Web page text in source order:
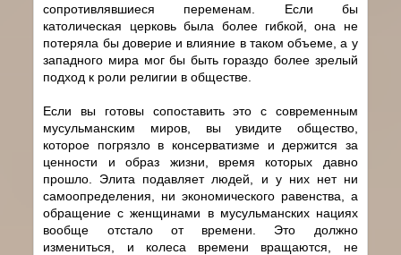
сопротивлявшиеся переменам. Если бы
католическая церковь была более гибкой, она не
потеряла бы доверие и влияние в таком объеме, а у
западного мира мог бы быть гораздо более зрелый
подход к роли религии в обществе.
Если вы готовы сопоставить это с современным
мусульманским миров, вы увидите общество,
которое погрязло в консерватизме и держится за
ценности и образ жизни, время которых давно
прошло. Элита подавляет людей, и у них нет ни
самоопределения, ни экономического равенства, а
обращение с женщинами в мусульманских нациях
вообще отстало от времени. Это должно
измениться, и колеса времени вращаются, не